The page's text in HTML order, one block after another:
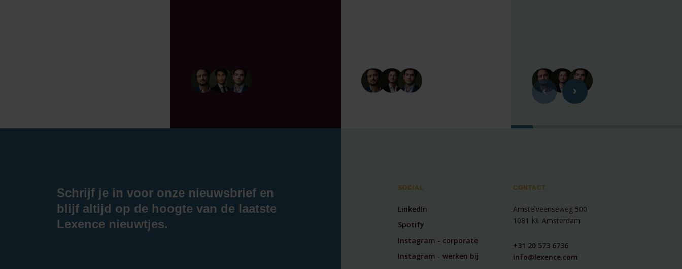
Schrijf je in voor onze nieuwsbrief en
blijf altijd op de hoogte van de laatste
Lexence nieuwtjes.
SOCIAL
LinkedIn
Spotify
Instagram - corporate
Instagram - werken bij
CONTACT
Amstelveenseweg 500
1081 KL Amsterdam
+31 20 573 6736
info@lexence.com